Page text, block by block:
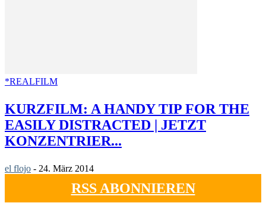
*REALFILM
KURZFILM: A HANDY TIP FOR THE
EASILY DISTRACTED | JETZT
KONZENTRIER...
el flojo - 24. März 2014
RSS ABONNIEREN